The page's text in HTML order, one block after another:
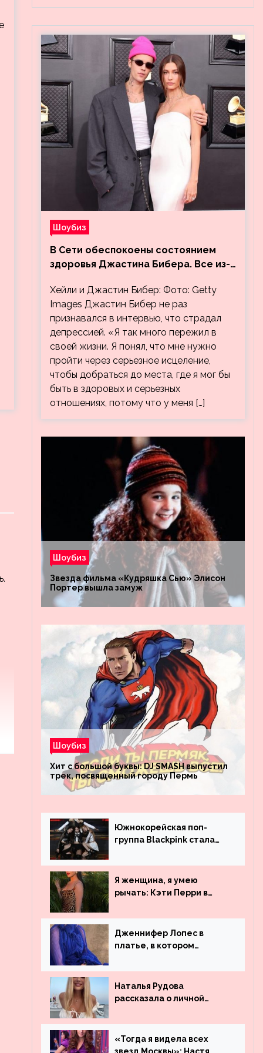
Шоубиз
В Сети обеспокоены состоянием
здоровья Джастина Бибера. Все из-
успокаивает Хейли
Хейли и Джастин Бибер: Фото: Getty
Images Джастин Бибер не раз
признавался в интервью, что страдал
депрессией. «Я так много пережил в
своей жизни. Я понял, что мне нужно
пройти через серьезное исцеление,
чтобы добраться до места, где я мог бы
быть в здоровых и серьезных
отношениях, потому что у меня […]
Шоубиз
Звезда фильма «Кудряшка Сью» Элисон
Портер вышла замуж
Шоубиз
Хит с большой буквы: DJ SMASH выпустил
трек, посвященный городу Пермь
Южнокорейская поп-
группа Blackpink стала
просмотрам на YouTube.
Они обогнали даже
Джастина Бибера
Я женщина, я умею
рычать: Кэти Перри в
Дженнифер Лопес в
платье, в котором
незамеченной
Наталья Рудова
рассказала о личной
«Тогда я видела всех